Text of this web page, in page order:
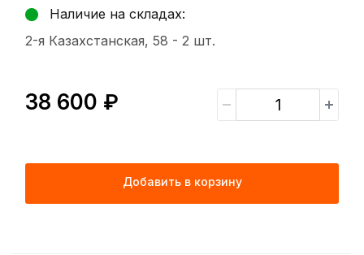
Наличие на складах:
2-я Казахстанская, 58 - 2 шт.
38 600 ₽
Добавить в корзину